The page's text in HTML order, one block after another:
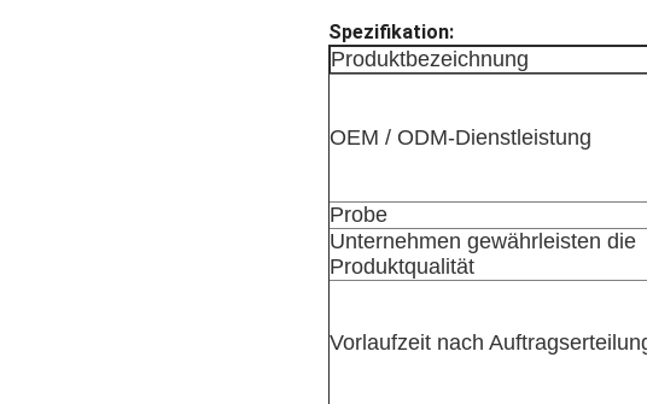
Spezifikation:
Produktbezeichnung
OEM / ODM-Dienstleistung
Probe
Unternehmen gewährleisten die
Produktqualität
Vorlaufzeit nach